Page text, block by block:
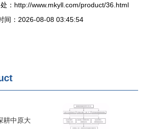
：http://www.mkyll.com/product/36.html
间：2026-08-08 03:45:54